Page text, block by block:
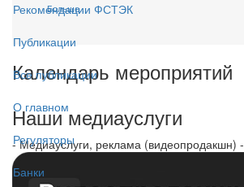
Рекомендации ФСТЭК
Публикации
Все публикации
О главном
Регуляторы
Банки
Больше...
Календарь мероприятий
Наши медиауслуги
- Медиауслуги, реклама (видеопродакшн) -